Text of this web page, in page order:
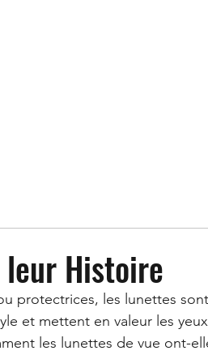
Histoire
protectrices, les lunettes
et mettent en valeur les
les lunettes de vue ont-